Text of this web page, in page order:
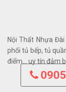
Nội Thất Nhựa
phối tủ bếp, tủ
điểm… uy tín đảm
0905